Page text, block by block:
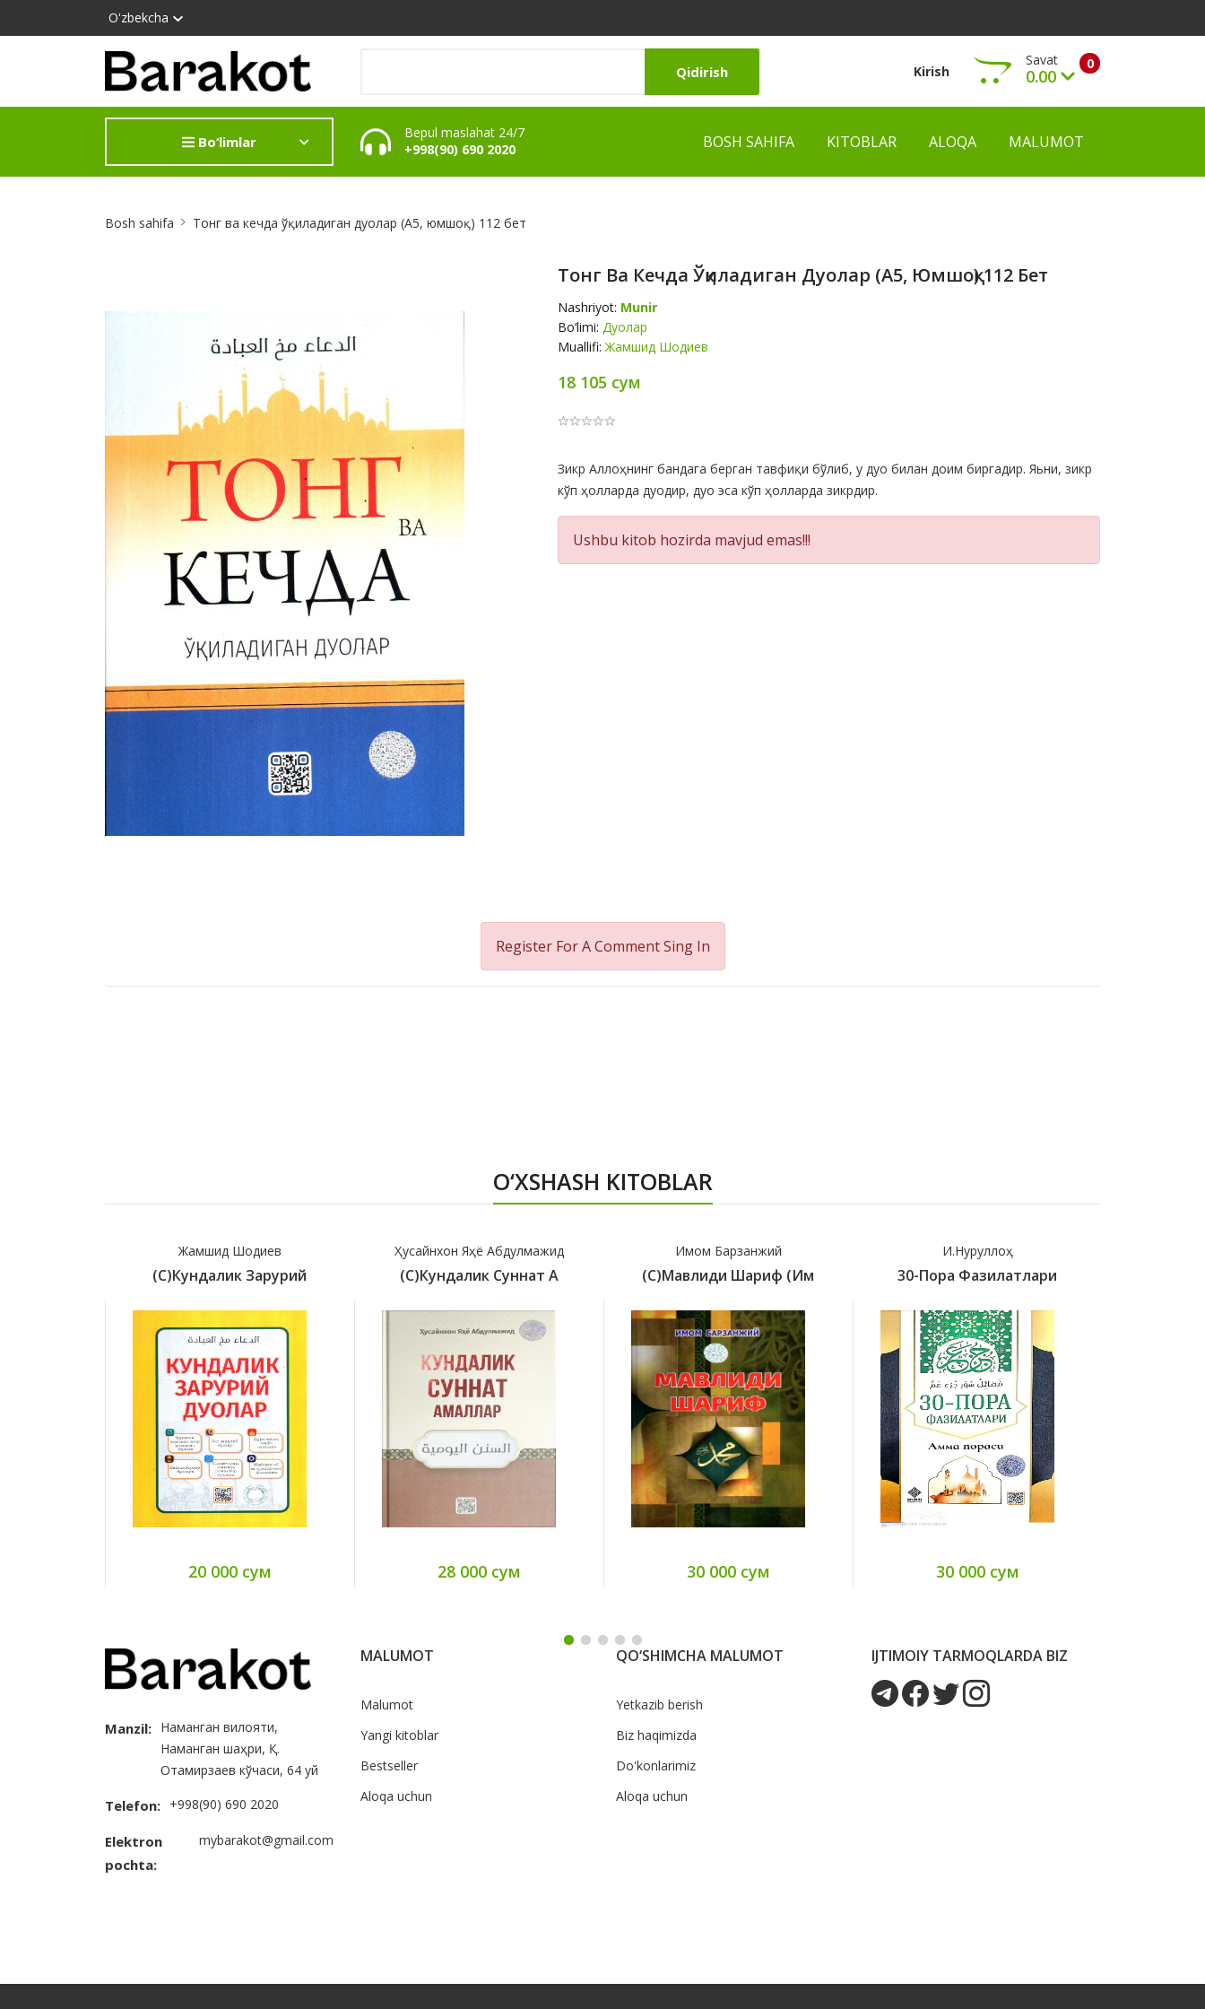
O'zbekcha
Qidirish Kirish 0
Savat
0.00
Ko‘rish
Bo‘limlar
Bepul maslahat 24/7
+998(90) 690 2020
BOSH SAHIFA KITOBLAR ALOQA MALUMOT
Bosh sahifa Тонг ва кечда ўқиладиган дуолар (А5, юмшоқ) 112 бет
Тонг Ва Кечда Ўқиладиган Дуолар (А5, Юмшоқ) 112 Бет
Nashriyot: Munir
Bo‘limi: Дуолар
Muallifi:Жамшид Шодиев
18 105 сум
Product
Summery
Зикр Аллоҳнинг бандага берган тавфиқи бўлиб, у дуо билан доим биргадир. Яьни, зикр
кўп ҳолларда дуодир, дуо эса кўп ҳолларда зикрдир.
Ushbu kitob hozirda mavjud emas!!!
Register For A CommentSing In
O‘XSHASH KITOBLAR
Жамшид Шодиев
(с)Кундалик Зарурий
20 000 сум
Ҳусайнхон Яҳё Абдулмажид
(с)Кундалик Суннат А
28 000 сум
Имом Барзанжий
(с)Мавлиди Шариф (Им
30 000 сум
И.Нуруллоҳ
30-Пора Фазилатлари
30 000 сум
Manzil: Наманган вилояти,
Наманган шаҳри, Қ.
Отамирзаев кўчаси, 64 уй
Telefon: +998(90) 690 2020
Elektron
pochta:
mybarakot@gmail.com
MALUMOT
Malumot
Yangi kitoblar
Bestseller
Aloqa uchun
QO‘SHIMCHA MALUMOT
Yetkazib berish
Biz haqimizda
Do'konlarimiz
Aloqa uchun
IJTIMOIY TARMOQLARDA BIZ